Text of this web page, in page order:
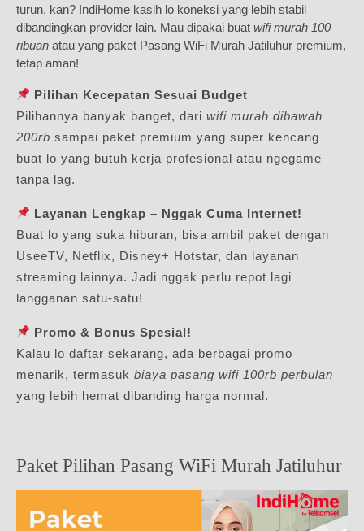
turun, kan? IndiHome kasih lo koneksi yang lebih stabil
dibandingkan provider lain. Mau dipakai buat wifi murah 100
ribuan atau yang paket Pasang WiFi Murah Jatiluhur premium,
tetap aman!
Pilihan Kecepatan Sesuai Budget
Pilihannya banyak banget, dari wifi murah dibawah
200rb sampai paket premium yang super kencang
buat lo yang butuh kerja profesional atau ngegame
tanpa lag.
Layanan Lengkap – Nggak Cuma Internet!
Buat lo yang suka hiburan, bisa ambil paket dengan
UseeTV, Netflix, Disney+ Hotstar, dan layanan
streaming lainnya. Jadi nggak perlu repot lagi
langganan satu-satu!
Promo & Bonus Spesial!
Kalau lo daftar sekarang, ada berbagai promo
menarik, termasuk biaya pasang wifi 100rb perbulan
yang lebih hemat dibanding harga normal.
Paket Pilihan Pasang WiFi Murah Jatiluhur